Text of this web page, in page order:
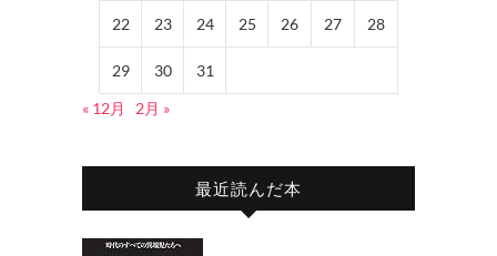
22 23 24 25 26 27 28
29 30
31
« 12月
2月 »
最近読んだ本